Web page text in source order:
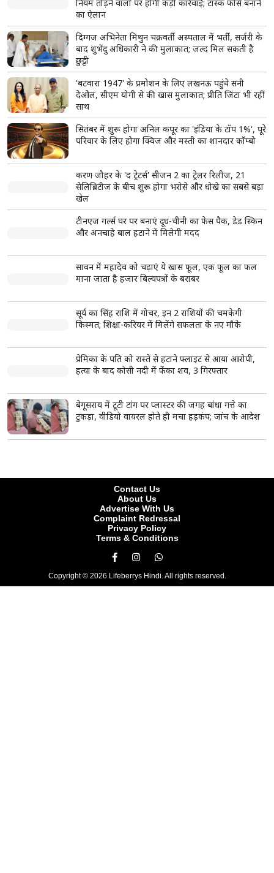
नियम तोड़ने वालों पर होगी कड़ी कार्रवाई; टास्क फोर्स बनाने
का ऐलान
दिग्गज अभिनेता मिथुन चक्रवर्ती अस्पताल में भर्ती, सर्जरी के
बाद शुभेंदु अधिकारी ने की मुलाकात; जल्द मिल सकती है
छुट्टी
'बटवारा 1947' के प्रमोशन के लिए लखनऊ पहुंचे सनी
देओल, सीएम योगी से की खास मुलाकात; प्रीति जिंटा भी रहीं
साथ
सितंबर में शुरू होगा अनिल कपूर का 'इंडिया के टॉप 1%', पूरे
परिवार के लिए होगा क्विज और मस्ती का शानदार कॉम्बो
करण जौहर के 'द ट्रेटर्स' सीजन 2 का ट्रेलर रिलीज, 21
सेलिब्रिटीज के बीच शुरू होगा भरोसे और धोखे का सबसे बड़ा
खेल
टीनएज गर्ल्स घर पर बनाएं दूध-चीनी का फेस पैक, डेड स्किन
और अनचाहे बाल हटाने में मिलेगी मदद
सावन में महादेव को चढ़ाएं ये खास फूल, एक फूल का फल
माना जाता है हजार बिल्वपत्रों के बराबर
सूर्य का सिंह राशि में गोचर, इन 2 राशियों की चमकेगी
किस्मत; शिक्षा-करियर में मिलेंगे सफलता के नए मौके
प्रेमिका के पति को रास्ते से हटाने फ्लाइट से आया आरोपी,
हत्या के बाद कोसी नदी में फेंका शव, 3 गिरफ्तार
बेगूसराय में टूटी टांग पर प्लास्टर की जगह बांधा गत्ते का
टुकड़ा, वीडियो वायरल होते ही मचा हड़कंप; जांच के आदेश
Contact Us
About Us
Advertise With Us
Complaint Redressal
Privacy Policy
Terms & Conditions
Copyright © 2026 Lifeberrys Hindi. All rights reserved.